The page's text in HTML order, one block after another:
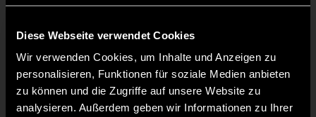
Diese Webseite verwendet Cookies
Wir verwenden Cookies, um Inhalte und Anzeigen zu
personalisieren, Funktionen für soziale Medien anbieten
zu können und die Zugriffe auf unsere Website zu
analysieren. Außerdem geben wir Informationen zu Ihrer
Viktoria Marie G.
TW
20